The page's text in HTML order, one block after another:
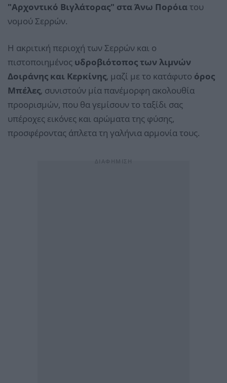
"Αρχοντικό Βιγλάτορας" στα Άνω Πορόιατου
νομού Σερρών.
Η ακριτική περιοχή των Σερρών και ο
πιστοποιημένος υδροβιότοπος των λιμνών
Δοιράνης και Κερκίνης, μαζί με το κατάφυτο όρος
Μπέλες, συνιστούν μία πανέμορφη ακολουθία
προορισμών, που θα γεμίσουν το ταξίδι σας
υπέροχες εικόνες και αρώματα της φύσης,
προσφέροντας άπλετα τη γαλήνια αρμονία τους.